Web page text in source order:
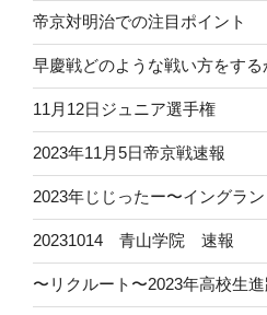
帝京対明治での注目ポイント
早慶戦どのような戦い方をする
11月12日ジュニア選手権
2023年11月5日帝京戦速報
2023年じじったー〜イングラ
20231014 青山学院 速報
〜リクルート〜2023年高校生進